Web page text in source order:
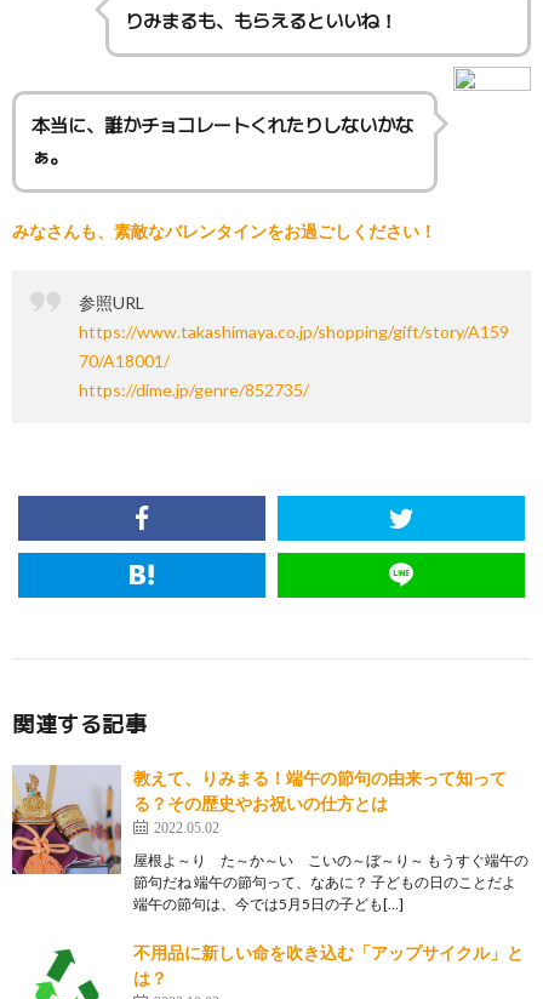
りみまるも、もらえるといいね！
本当に、誰かチョコレートくれたりしないかな
ぁ。
みなさんも、素敵なバレンタインをお過ごしください！
参照URL
https://www.takashimaya.co.jp/shopping/gift/story/A159
70/A18001/
https://dime.jp/genre/852735/
関連する記事
教えて、りみまる！端午の節句の由来って知って
る？その歴史やお祝いの仕方とは
2022.05.02
屋根よ～り た～か～い こいの～ぼ～り～ もうすぐ端午の
節句だね 端午の節句って、なあに？ 子どもの日のことだよ
端午の節句は、今では5月5日の子ども[…]
不用品に新しい命を吹き込む「アップサイクル」と
は？